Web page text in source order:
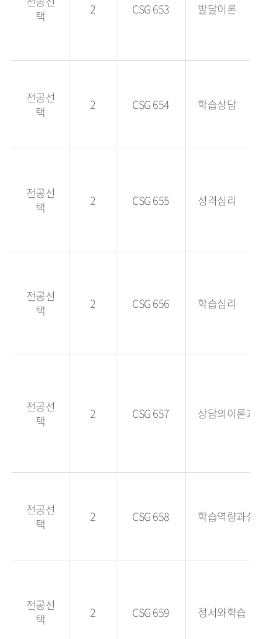
택
2 CSG 653 발달이론
전공선
택
2 CSG 654 학습상담
전공선
택
2 CSG 655 성격심리
전공선
택
2 CSG 656 학습심리
전공선
택
2 CSG 657 상담의이론과
전공선
택
2 CSG 658 학습역량과실
전공선
택
2 CSG 659 정서와학습